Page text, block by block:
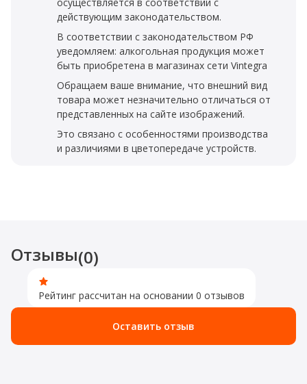
действующим законодательством.
В соответствии с законодательством РФ
уведомляем: алкогольная продукция может
быть приобретена в магазинах сети Vintegra
Обращаем ваше внимание, что внешний вид
товара может незначительно отличаться от
представленных на сайте изображений.
Это связано с особенностями производства
и различиями в цветопередаче устройств.
Отзывы(0)
Рейтинг рассчитан на основании 0 отзывов
Оставить отзыв